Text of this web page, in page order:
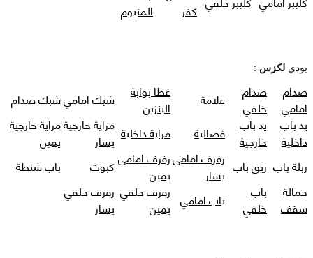
كفر
المنيوم
بودي لكزس :
صدام
امامي
صدام
خلفي
علامة
غطا بوابة
البنزين
شبك اماميشبك صدام
يد باب
داخلية
يد باب
خارجية
فصالية مراية داخلية مراية خارجية
يسار
مراية خارجية
يمين
ربلة باب زيق باب رفرف امامي
يسار
رفرف امامي
يمين
كبوت
باب شنطة
حمالة
سقف
باب
خلفي
باب امامي رفرف خلفي
يمين
رفرف خلفي
يسار